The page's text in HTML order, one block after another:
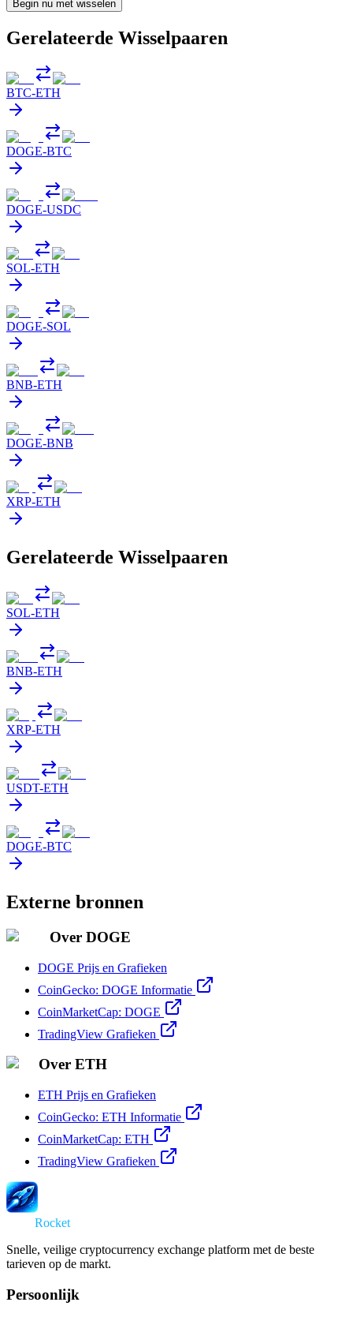
Begin nu met wisselen
Gerelateerde Wisselpaaren
BTC-ETH
DOGE-BTC
DOGE-USDC
SOL-ETH
DOGE-SOL
BNB-ETH
DOGE-BNB
XRP-ETH
Gerelateerde Wisselpaaren
SOL-ETH
BNB-ETH
XRP-ETH
USDT-ETH
DOGE-BTC
Externe bronnen
Over DOGE
DOGE Prijs en Grafieken
CoinGecko: DOGE Informatie
CoinMarketCap: DOGE
TradingView Grafieken
Over ETH
ETH Prijs en Grafieken
CoinGecko: ETH Informatie
CoinMarketCap: ETH
TradingView Grafieken
Rocket
Snelle, veilige cryptocurrency exchange platform met de beste
tarieven op de markt.
Persoonlijk